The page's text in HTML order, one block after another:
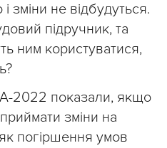
зміни не відбудуться.
підручник, та
ним користуватися,
2022 показали, якщо
зміни на
погіршення умов